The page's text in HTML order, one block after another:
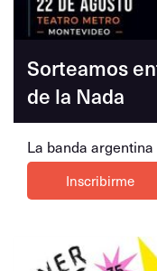
Sorteamos
de la Nada
La banda
Inscribirme